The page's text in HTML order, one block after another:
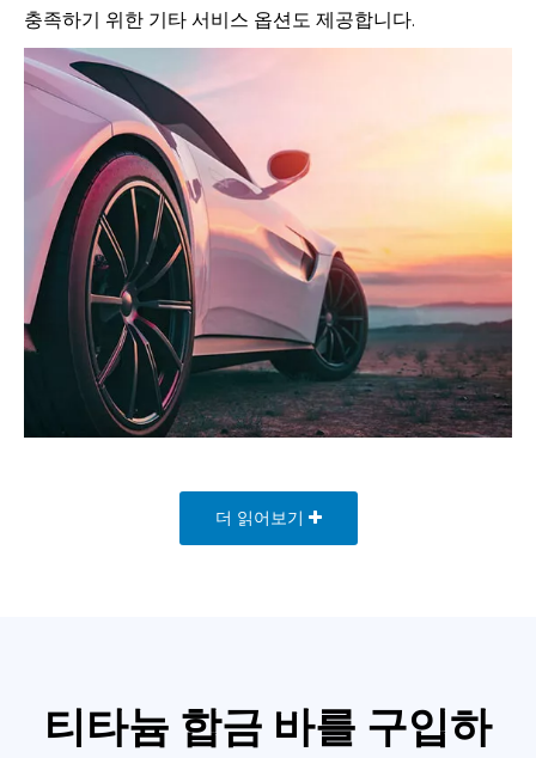
충족하기 위한 기타 서비스 옵션도 제공합니다.
더 읽어보기
티타늄 합금 바를 구입하